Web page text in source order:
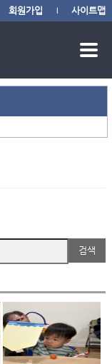
회원가입 사이트맵
검색